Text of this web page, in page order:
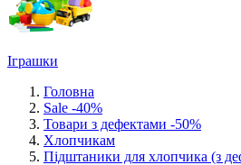
Іграшки
Головна
Sale -40%
Товари з дефектами -50%
Хлопчикам
Підштаники для хлопчика (з